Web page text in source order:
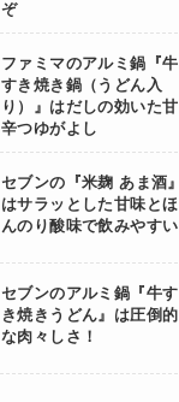
ぞ
ファミマのアルミ鍋『牛
すき焼き鍋（うどん入
り）』はだしの効いた甘
辛つゆがよし
セブンの『米麹 あま酒』
はサラッとした甘味とほ
んのり酸味で飲みやすい
セブンのアルミ鍋『牛す
き焼きうどん』は圧倒的
な肉々しさ！